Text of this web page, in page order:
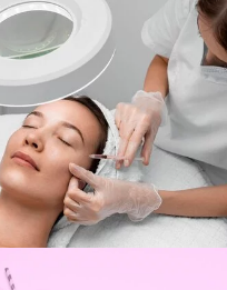
Zdrowotne
wpływa na
Chmiel to roślina
która od wieków
piwowarstwie
składników
również wiele
zastosowania
omówimy